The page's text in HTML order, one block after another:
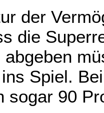
der
die
abgeben
Spiel.
sogar 90